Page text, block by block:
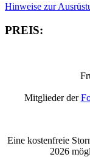
Hinweise zur
PREIS:
Mitglieder der
Eine kostenfreie
2026